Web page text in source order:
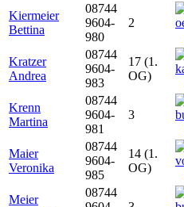
Kiermeier
Bettina
08744
9604-
980
2
Kratzer
Andrea
08744
9604-
983
17 (1.
OG)
Krenn
Martina
08744
9604-
981
3
Maier
Veronika
08744
9604-
985
14 (1.
OG)
Meier
08744